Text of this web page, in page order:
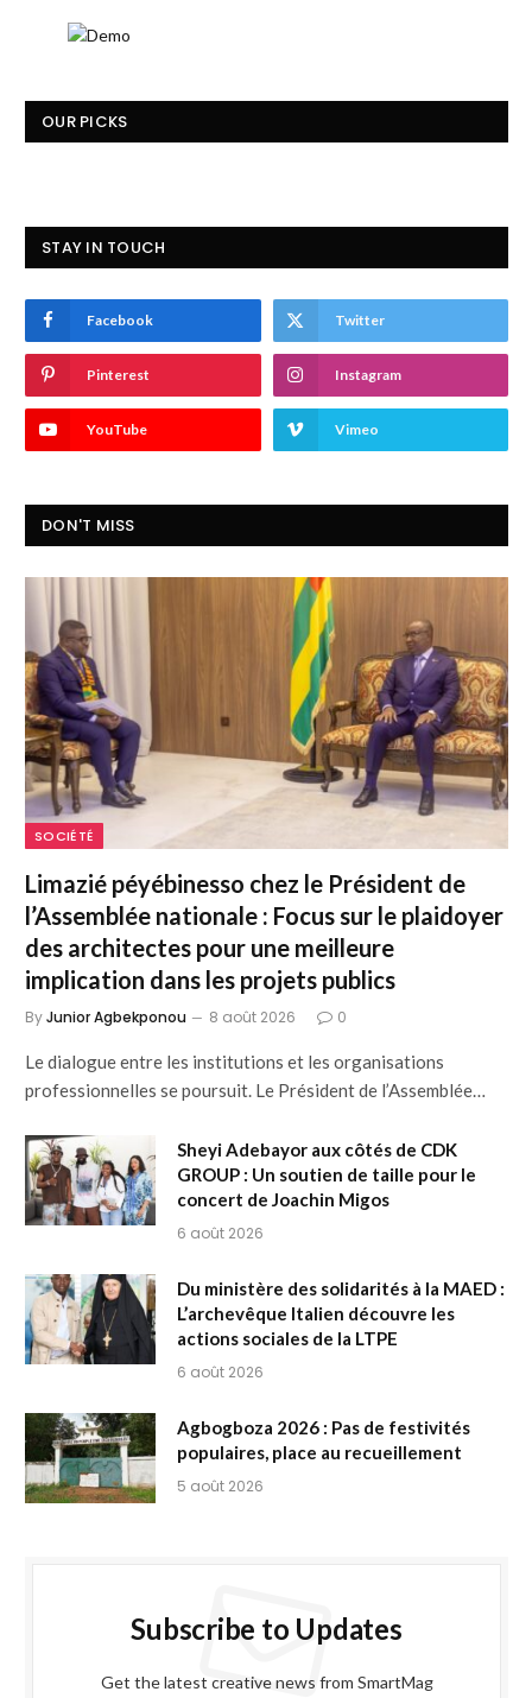
OUR PICKS
STAY IN TOUCH
Facebook Twitter
Pinterest Instagram
YouTube Vimeo
DON'T MISS
SOCIÉTÉ
Limazié péyébinesso chez le Président de
l’Assemblée nationale : Focus sur le plaidoyer
des architectes pour une meilleure
implication dans les projets publics
ByJunior Agbekponou 8 août 2026 0
Le dialogue entre les institutions et les organisations
professionnelles se poursuit. Le Président de l’Assemblée…
Sheyi Adebayor aux côtés de CDK
GROUP : Un soutien de taille pour le
concert de Joachin Migos
6 août 2026
Du ministère des solidarités à la MAED :
L’archevêque Italien découvre les
actions sociales de la LTPE
6 août 2026
Agbogboza 2026 : Pas de festivités
populaires, place au recueillement
5 août 2026
Subscribe to Updates
Get the latest creative news from SmartMag